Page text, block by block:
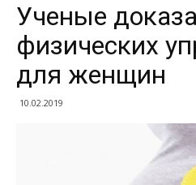
Ученые
физических
для женщин
10.02.2019